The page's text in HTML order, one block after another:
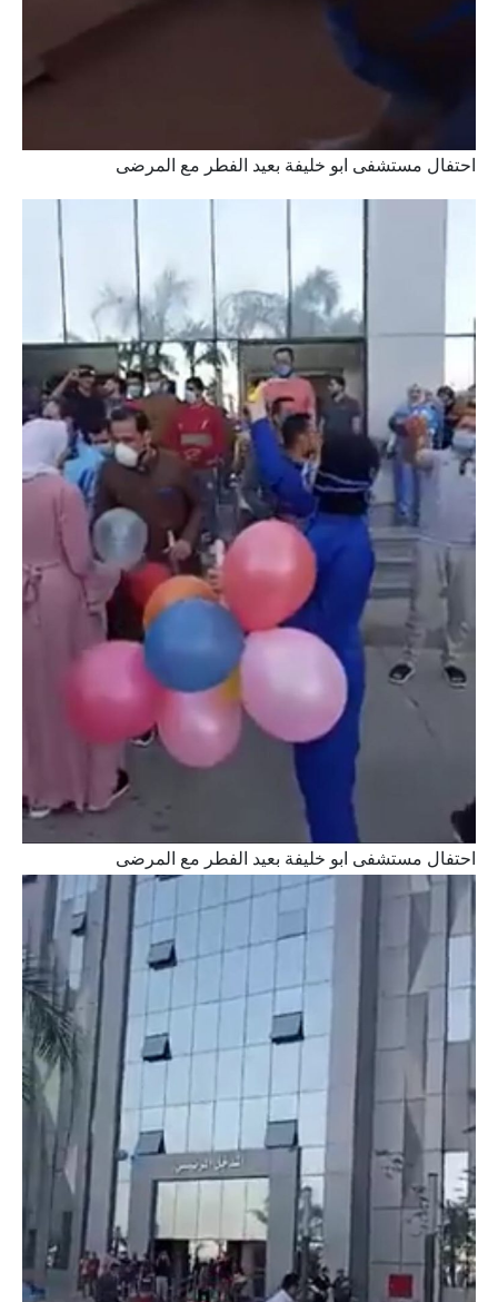
احتفال مستشفى ابو خليفة بعيد الفطر مع المرضى
احتفال مستشفى ابو خليفة بعيد الفطر مع المرضى